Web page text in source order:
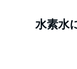
水素水